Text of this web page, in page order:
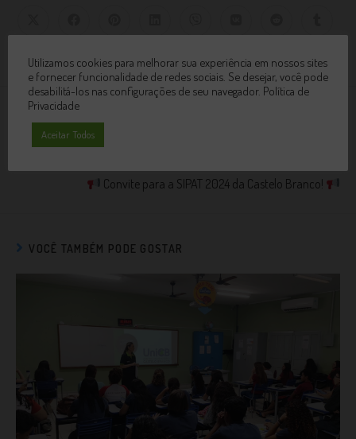
Conheça nossa Biblioteca Digital
Convite para a SIPAT 2024 da Castelo Branco!
VOCÊ TAMBÉM PODE GOSTAR
Utilizamos cookies para melhorar sua experiência em nossos sites
e fornecer funcionalidade de redes sociais. Se desejar, você pode
desabilitá-los nas configurações de seu navegador. Política de
Privacidade
Aceitar Todos